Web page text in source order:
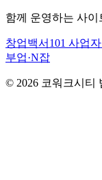
함께 운영하는 사이
창업백서101 사업자
부업·N잡
© 2026 코워크시티